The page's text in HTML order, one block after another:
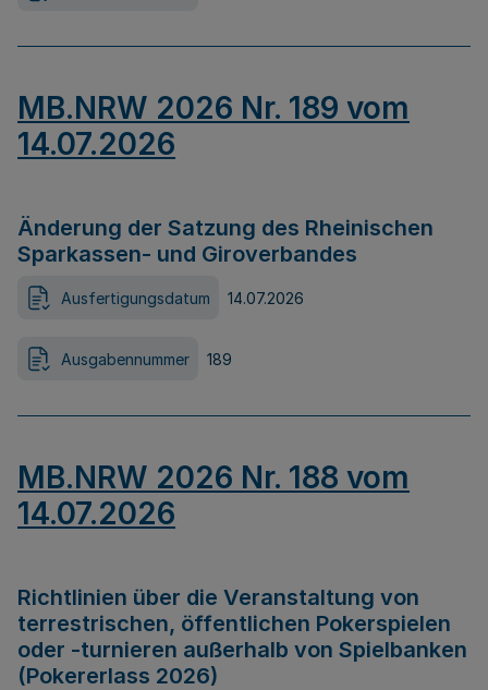
MB.NRW 2026 Nr. 189 vom
14.07.2026
Änderung der Satzung des Rheinischen
Sparkassen- und Giroverbandes
Ausfertigungsdatum 14.07.2026
Ausgabennummer 189
MB.NRW 2026 Nr. 188 vom
14.07.2026
Richtlinien über die Veranstaltung von
terrestrischen, öffentlichen Pokerspielen
oder -turnieren außerhalb von Spielbanken
(Pokererlass 2026)